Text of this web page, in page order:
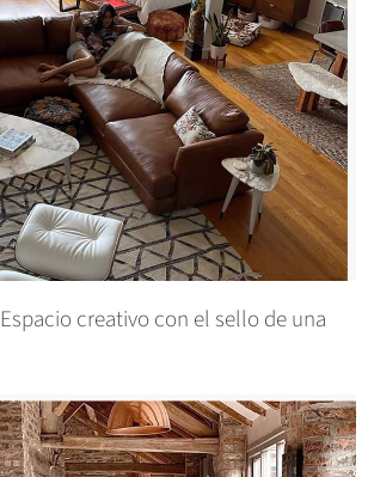
Espacio creativo con el sello de una